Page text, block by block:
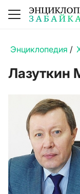
Энциклопедия /
Лазуткин